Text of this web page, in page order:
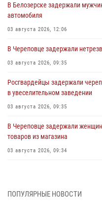
В Белозерске задержали
автомобиля
03 августа 2026, 12:06
В Череповце задержали
03 августа 2026, 09:35
Росгвардейцы задержали
в увеселительном заведении
03 августа 2026, 09:35
В Череповце задержали
товаров из магазина
03 августа 2026, 09:34
самбо
ПОПУЛЯРНЫЕ НОВОСТИ